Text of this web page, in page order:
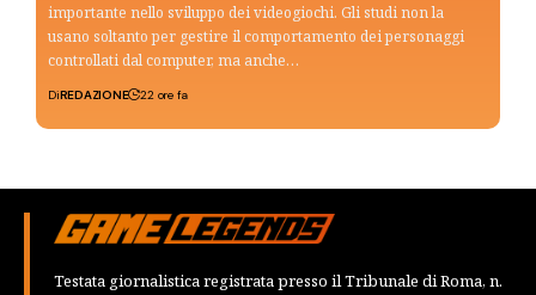
importante nello sviluppo dei videogiochi. Gli studi non la
usano soltanto per gestire il comportamento dei personaggi
controllati dal computer, ma anche…
DiREDAZIONE 22 ore fa
Testata giornalistica registrata presso il Tribunale di Roma, n.